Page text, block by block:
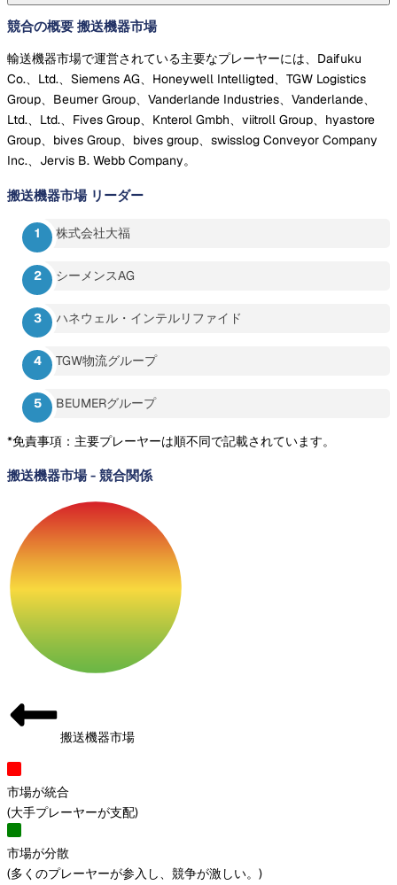
競合の概要 搬送機器市場
輸送機器市場で運営されている主要なプレーヤーには、Daifuku
Co.、Ltd.、Siemens AG、Honeywell Intelligted、TGW Logistics
Group、Beumer Group、Vanderlande Industries、Vanderlande、
Ltd.、Ltd.、Fives Group、Knterol Gmbh、viitroll Group、hyastore
Group、bives Group、bives group、swisslog Conveyor Company
Inc.、Jervis B. Webb Company。
搬送機器市場 リーダー
株式会社大福
シーメンスAG
ハネウェル・インテルリファイド
TGW物流グループ
BEUMERグループ
*免責事項：主要プレーヤーは順不同で記載されています。
搬送機器市場- 競合関係
搬送機器市場
市場が統合
(大手プレーヤーが支配)
市場が分散
(多くのプレーヤーが参入し、競争が激しい。 )